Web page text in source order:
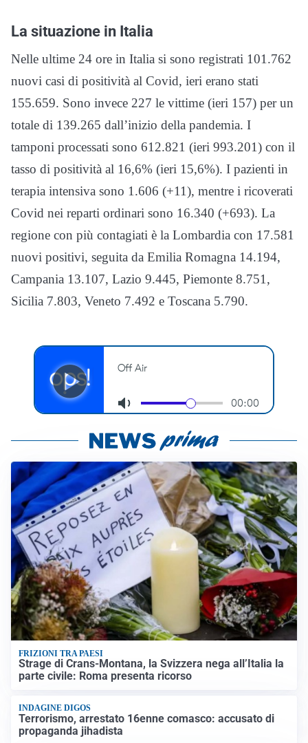
La situazione in Italia
Nelle ultime 24 ore in Italia si sono registrati 101.762
nuovi casi di positività al Covid, ieri erano stati
155.659. Sono invece 227 le vittime (ieri 157) per un
totale di 139.265 dall’inizio della pandemia. I
tamponi processati sono 612.821 (ieri 993.201) con il
tasso di positività al 16,6% (ieri 15,6%). I pazienti in
terapia intensiva sono 1.606 (+11), mentre i ricoverati
Covid nei reparti ordinari sono 16.340 (+693). La
regione con più contagiati è la Lombardia con 17.581
nuovi positivi, seguita da Emilia Romagna 14.194,
Campania 13.107, Lazio 9.445, Piemonte 8.751,
Sicilia 7.803, Veneto 7.492 e Toscana 5.790.
FRIZIONI TRA PAESI
Strage di Crans-Montana, la Svizzera nega all’Italia la
parte civile: Roma presenta ricorso
INDAGINE DIGOS
Terrorismo, arrestato 16enne comasco: accusato di
propaganda jihadista